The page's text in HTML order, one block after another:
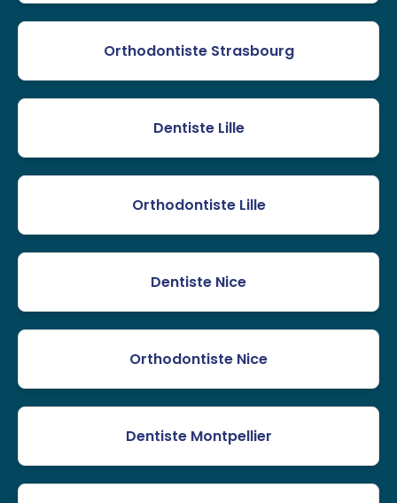
Orthodontiste Strasbourg
Dentiste Lille
Orthodontiste Lille
Dentiste Nice
Orthodontiste Nice
Dentiste Montpellier